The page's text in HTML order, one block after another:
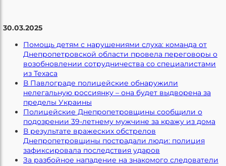
30.03.2025
Помощь детям с нарушениями слуха: команда от
Днепропетровской области провела переговоры о
возобновлении сотрудничества со специалистами
из Техаса
В Павлограде полицейские обнаружили
нелегальную россиянку – она будет выдворена за
пределы Украины
Полицейские Днепропетровщины сообщили о
подозрении 39-летнему мужчине за кражу из дома
В результате вражеских обстрелов
Днепропетровщины пострадали люди: полиция
зафиксировала последствия ударов
За разбойное нападение на знакомого следователи